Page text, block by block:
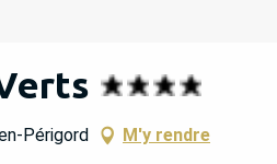
Périgord M'y rendre